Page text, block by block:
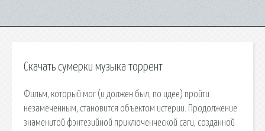
Скачать сумерки музыка торрент
Фильм, который мог (и должен был, по идее) пройти
незамеченным, становится объектом истерии. Продолжение
знаменитой фэнтезийной приключенческой саги, созданной